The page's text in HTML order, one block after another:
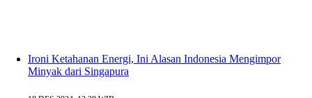
Ironi Ketahanan Energi, Ini Alasan Indonesia Mengimpor
Minyak dari Singapura